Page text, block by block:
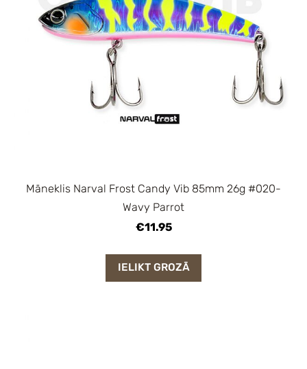
Māneklis Narval Frost Candy Vib 85mm 26g #020-
Wavy Parrot
€11.95
IELIKT GROZĀ